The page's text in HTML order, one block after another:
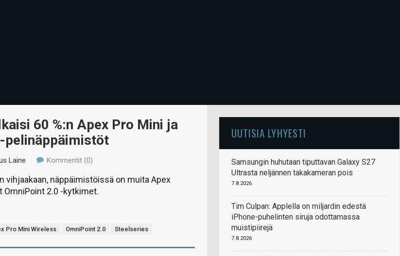
60 %:n Apex Pro Mini ja
pelinäppäimistöt
Laine Kommentit (0)
vihjaakaan, näppäimistöissä on muita Apex
OmniPoint 2.0 -kytkimet.
Pro Mini Wireless OmniPoint 2.0 Steelseries
UUTISIA LYHYESTI
Samsungin huhutaan tiputtavan Galaxy S27
Ultrasta neljännen takakameran pois
7.8.2026
Tim Culpan: Applella on miljardin edestä
iPhone-puhelinten siruja odottamassa
muistipiirejä
7.8.2026